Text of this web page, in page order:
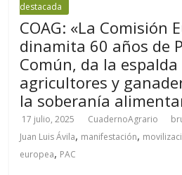
destacada
COAG: «La Comisión
dinamita 60 años de
Común, da la espalda
agricultores y
la soberanía
17 julio, 2025 CuadernoAgrario
Juan Luis Ávila, manifestación,
europea, PAC